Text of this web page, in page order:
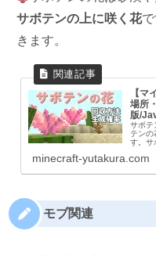
サボテンの上に咲く花
きます。
【マ
場所
版/
サボテ
テンの
す。サ
ず咲く
minecraft-yutakura.com
モブ関連